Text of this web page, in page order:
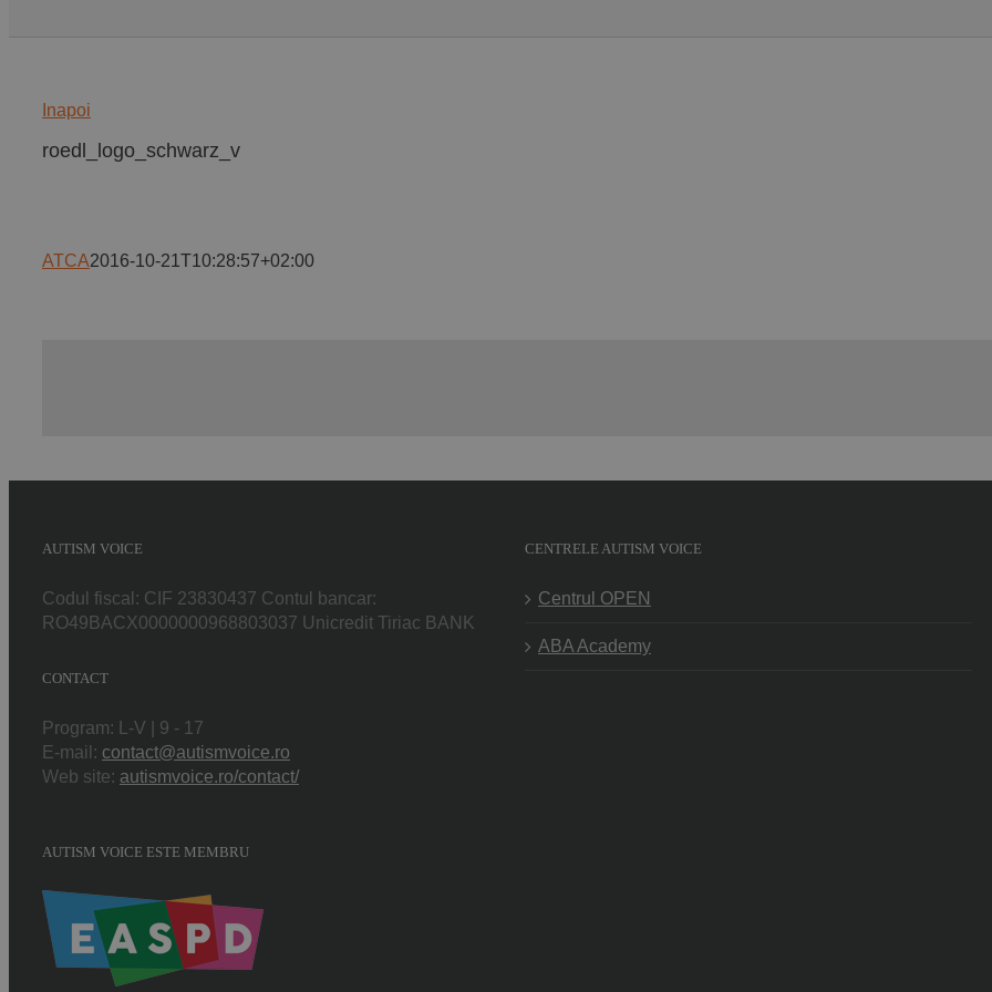
Inapoi
roedl_logo_schwarz_v
ATCA2016-10-21T10:28:57+02:00
AUTISM VOICE
Codul fiscal: CIF 23830437 Contul bancar:
RO49BACX0000000968803037 Unicredit Tiriac BANK
CENTRELE AUTISM VOICE
Centrul OPEN
ABA Academy
CONTACT
Program: L-V | 9 - 17
E-mail: contact@autismvoice.ro
Web site: autismvoice.ro/contact/
AUTISM VOICE ESTE MEMBRU